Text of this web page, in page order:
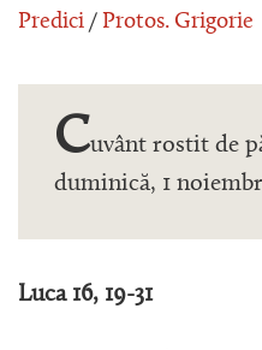
Predici / Protos. Grigorie
Cuvânt rostit de
duminică, 1
Luca 16, 19-31